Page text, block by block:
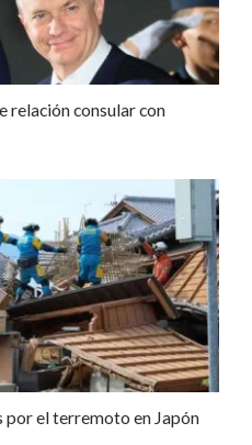
relación consular con
por el terremoto en Japón